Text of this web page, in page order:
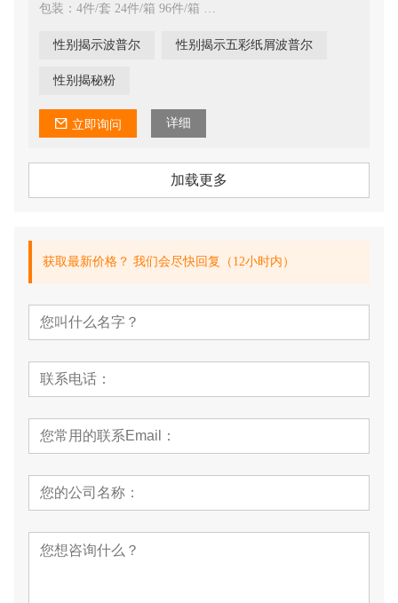
包装：4件/套 24件/箱 96件/箱
铁瓶：50mm
内容量：35g-40g
净重：17公斤 毛重：18.5公斤
性别揭示波普尔 性别揭示五彩纸屑波普尔
性别揭秘粉
立即询问 详细
加载更多
获取最新价格？ 我们会尽快回复（12小时内）